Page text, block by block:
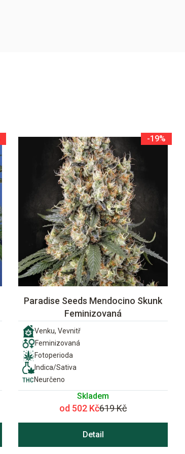
-19%
Paradise Seeds Mendocino Skunk
Feminizovaná
Venku, Vevnitř
Feminizovaná
Fotoperioda
Indica/Sativa
Neurčeno
Skladem
od 502 Kč619 Kč
Detail